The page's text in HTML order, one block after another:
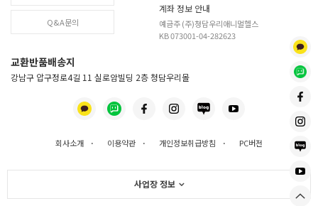
Q&A문의
계좌 정보 안내
예금주 (주)청담우리애니멀헬스
KB 073001-04-282623
교환반품배송지
강남구 압구정로4길 11 실로암빌딩 2층 청담우리몰
회사소개 · 이용약관 · 개인정보취급방침 · PC버전
사업장 정보